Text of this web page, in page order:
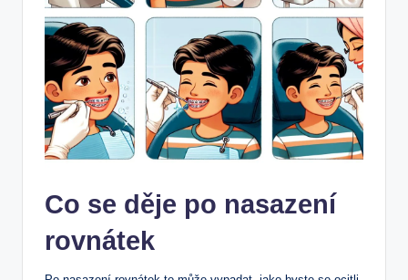
Co se děje po nasazení
rovnátek